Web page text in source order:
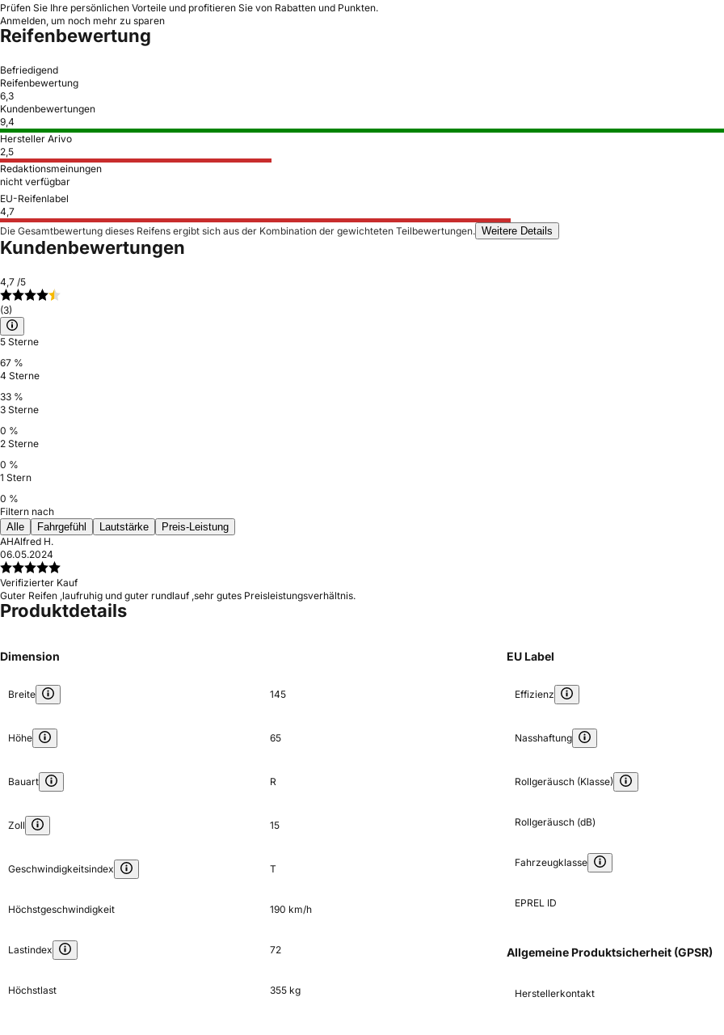
Prüfen Sie Ihre persönlichen Vorteile und profitieren Sie von Rabatten und Punkten.
Anmelden, um noch mehr zu sparen
Reifenbewertung
Befriedigend
Reifenbewertung
6,3
Kundenbewertungen
9,4
Hersteller Arivo
2,5
Redaktionsmeinungen
nicht verfügbar
EU-Reifenlabel
4,7
Die Gesamtbewertung dieses Reifens ergibt sich aus der Kombination der gewichteten Teilbewertungen. Weitere Details
Kundenbewertungen
4,7 /5
(3)
5 Sterne
67 %
4 Sterne
33 %
3 Sterne
0 %
2 Sterne
0 %
1 Stern
0 %
Filtern nach
Alle
Fahrgefühl Lautstärke
Preis-Leistung
AHAlfred H.
06.05.2024
Verifizierter Kauf
Guter Reifen ,laufruhig und guter rundlauf ,sehr gutes Preisleistungsverhältnis.
Produktdetails
Dimension
Breite 145
Höhe 65
Bauart R
Zoll 15
Geschwindigkeitsindex T
Höchstgeschwindigkeit 190 km/h
Lastindex 72
Höchstlast 355 kg
EU Label
Effizienz
Nasshaftung
Rollgeräusch (Klasse)
Rollgeräusch (dB)
Fahrzeugklasse
EPREL ID
Allgemeine Produktsicherheit (GPSR)
Herstellerkontakt